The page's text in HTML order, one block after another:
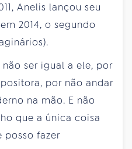
Anelis lançou seu
2014, o segundo
ser igual a ele, por
por não andar
na mão. E não
que a única coisa
posso fazer